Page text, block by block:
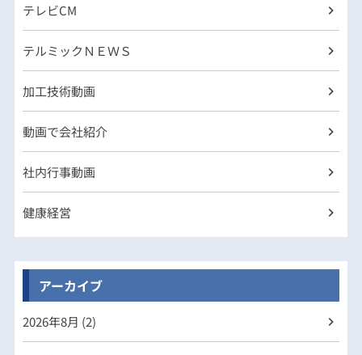
テレビCM
テルミックＮＥＷＳ
加工技術動画
動画で会社紹介
社内行事動画
健康経営
アーカイブ
2026年8月 (2)